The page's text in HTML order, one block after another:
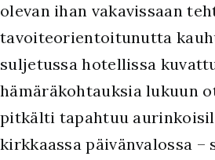
olevan ihan vakavissaan
tavoiteorientoitunutta
suljetussa hotellissa
hämäräkohtauksia lukuun
pitkälti tapahtuu
kirkkaassa päivänvalossa